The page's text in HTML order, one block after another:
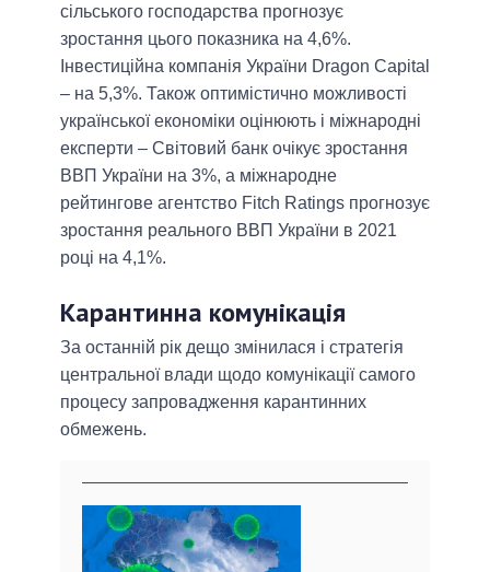
сільського господарства прогнозує
зростання цього показника на 4,6%.
Інвестиційна компанія України Dragon Capital
‒ на 5,3%. Також оптимістично можливості
української економіки оцінюють і міжнародні
експерти ‒ Світовий банк очікує зростання
ВВП України на 3%, а міжнародне
рейтингове агентство Fitch Ratings прогнозує
зростання реального ВВП України в 2021
році на 4,1%.
Карантинна комунікація
За останній рік дещо змінилася і стратегія
центральної влади щодо комунікації самого
процесу запровадження карантинних
обмежень.